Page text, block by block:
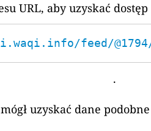
URL, aby uzyskać
feed/@1794/
.
uzyskać dane